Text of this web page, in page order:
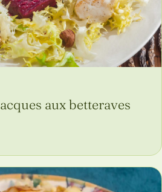
aux betteraves